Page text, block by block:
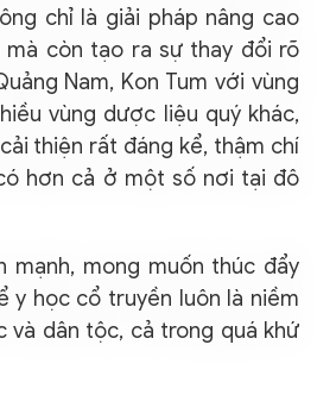
chỉ là giải pháp nâng cao
còn tạo ra sự thay đổi rõ
Nam, Kon Tum với vùng
vùng dược liệu quý khác,
thiện rất đáng kể, thậm chí
hơn cả ở một số nơi tại đô
mạnh, mong muốn thúc đẩy
y học cổ truyền luôn là niềm
và dân tộc, cả trong quá khứ